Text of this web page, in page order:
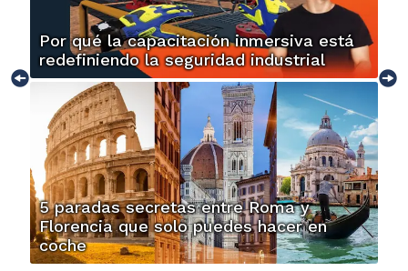
Por qué la capacitación inmersiva está
redefiniendo la seguridad industrial
5 paradas secretas entre Roma y
Florencia que solo puedes hacer en
coche